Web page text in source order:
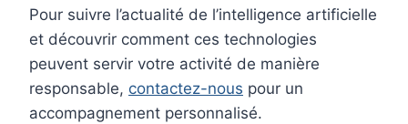
Pour suivre l’actualité de l’intelligence artificielle
et découvrir comment ces technologies
peuvent servir votre activité de manière
responsable, contactez-nous pour un
accompagnement personnalisé.